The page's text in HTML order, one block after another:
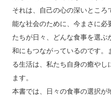
それは、自己の心の深いところ
能な社会のために、今まさに必
たちが日々、どんな食事を選
和にもつながっているのです。
る生活は、私たち自身の癒やし
ます。
本書では、日々の食事の選択が